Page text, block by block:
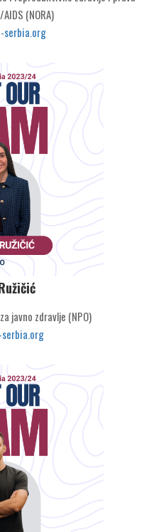
(NORA)
serbia.org
javno zdravlje (NPO)